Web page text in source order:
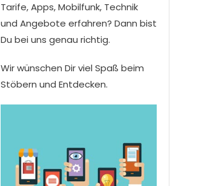
Tarife, Apps, Mobilfunk, Technik
und Angebote erfahren? Dann bist
Du bei uns genau richtig.
Wir wünschen Dir viel Spaß beim
Stöbern und Entdecken.